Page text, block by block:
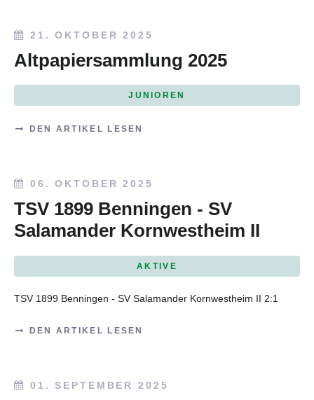
21. OKTOBER 2025
Altpapiersammlung 2025
JUNIOREN
DEN ARTIKEL LESEN
06. OKTOBER 2025
TSV 1899 Benningen - SV
Salamander Kornwestheim II
AKTIVE
TSV 1899 Benningen - SV Salamander Kornwestheim II 2:1
DEN ARTIKEL LESEN
01. SEPTEMBER 2025